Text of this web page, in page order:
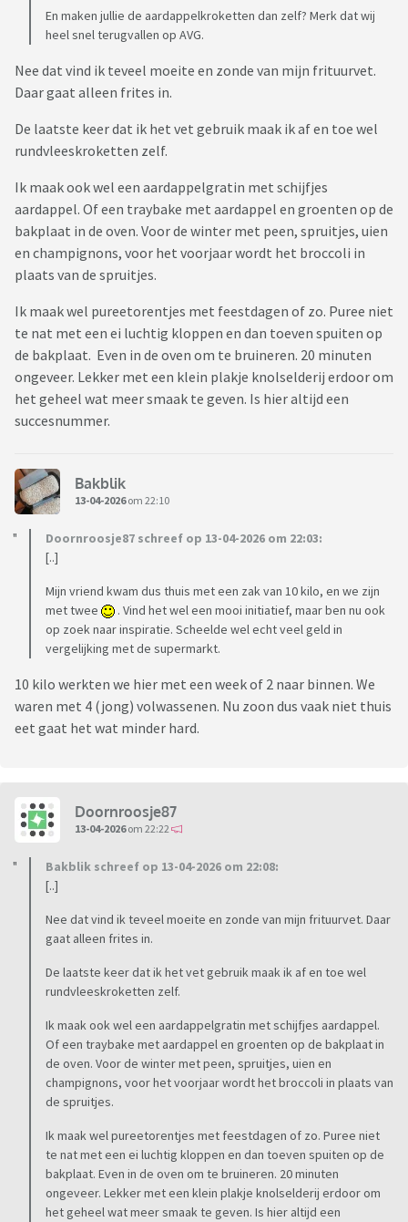
En maken jullie de aardappelkroketten dan zelf? Merk dat wij
heel snel terugvallen op AVG.
Nee dat vind ik teveel moeite en zonde van mijn frituurvet.
Daar gaat alleen frites in.
De laatste keer dat ik het vet gebruik maak ik af en toe wel
rundvleeskroketten zelf.
Ik maak ook wel een aardappelgratin met schijfjes
aardappel. Of een traybake met aardappel en groenten op de
bakplaat in de oven. Voor de winter met peen, spruitjes, uien
en champignons, voor het voorjaar wordt het broccoli in
plaats van de spruitjes.
Ik maak wel pureetorentjes met feestdagen of zo. Puree niet
te nat met een ei luchtig kloppen en dan toeven spuiten op
de bakplaat. Even in de oven om te bruineren. 20 minuten
ongeveer. Lekker met een klein plakje knolselderij erdoor om
het geheel wat meer smaak te geven. Is hier altijd een
succesnummer.
Bakblik
13-04-2026om 22:10
Doornroosje87 schreef op 13-04-2026 om 22:03:
[..]
Mijn vriend kwam dus thuis met een zak van 10 kilo, en we zijn
met twee
. Vind het wel een mooi initiatief, maar ben nu ook
op zoek naar inspiratie. Scheelde wel echt veel geld in
vergelijking met de supermarkt.
10 kilo werkten we hier met een week of 2 naar binnen. We
waren met 4 (jong) volwassenen. Nu zoon dus vaak niet thuis
eet gaat het wat minder hard.
Doornroosje87
13-04-2026om 22:22
Bakblik schreef op 13-04-2026 om 22:08:
[..]
Nee dat vind ik teveel moeite en zonde van mijn frituurvet. Daar
gaat alleen frites in.
De laatste keer dat ik het vet gebruik maak ik af en toe wel
rundvleeskroketten zelf.
Ik maak ook wel een aardappelgratin met schijfjes aardappel.
Of een traybake met aardappel en groenten op de bakplaat in
de oven. Voor de winter met peen, spruitjes, uien en
champignons, voor het voorjaar wordt het broccoli in plaats van
de spruitjes.
Ik maak wel pureetorentjes met feestdagen of zo. Puree niet
te nat met een ei luchtig kloppen en dan toeven spuiten op de
bakplaat. Even in de oven om te bruineren. 20 minuten
ongeveer. Lekker met een klein plakje knolselderij erdoor om
het geheel wat meer smaak te geven. Is hier altijd een